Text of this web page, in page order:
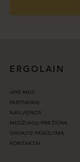
ERGOLAIN
APIE MUS
PARTNERIAI
NAUJIENOS
MEDŽIAGŲ PRIEŽIŪRA
GAUKITE PASIŪLYMĄ
KONTAKTAI